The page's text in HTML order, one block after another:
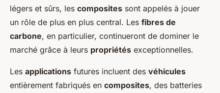
légers et sûrs, les composites sont appelés à jouer
un rôle de plus en plus central. Les fibres de
carbone, en particulier, continueront de dominer le
marché grâce à leurs propriétés exceptionnelles.
Les applications futures incluent des véhicules
entièrement fabriqués en composites, des batteries